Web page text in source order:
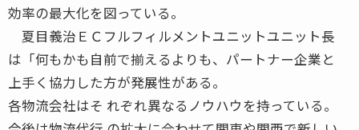
効率の最大化を図っている。
夏目義治ＥＣフルフィルメントユニットユニット長
は「何もかも自前で揃えるよりも、パートナー企業と
上手く協力した方が発展性がある。
各物流会社はそ れぞれ異なるノウハウを持っている。